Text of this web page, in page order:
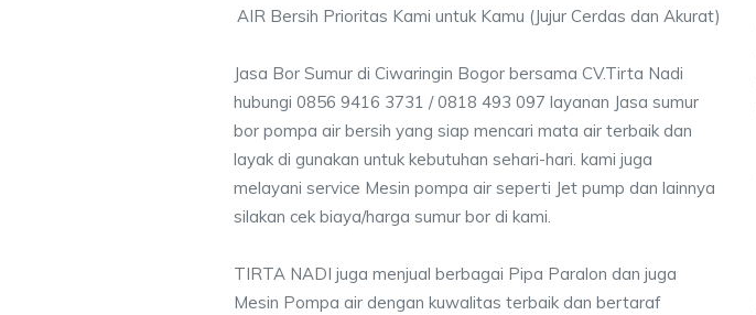
AIR Bersih Prioritas Kami untuk Kamu (Jujur Cerdas dan Akurat)
Jasa Bor Sumur di Ciwaringin Bogor bersama CV.Tirta Nadi
hubungi 0856 9416 3731 / 0818 493 097 layanan Jasa sumur
bor pompa air bersih yang siap mencari mata air terbaik dan
layak di gunakan untuk kebutuhan sehari-hari. kami juga
melayani service Mesin pompa air seperti Jet pump dan lainnya
silakan cek biaya/harga sumur bor di kami.
TIRTA NADI juga menjual berbagai Pipa Paralon dan juga
Mesin Pompa air dengan kuwalitas terbaik dan bertaraf